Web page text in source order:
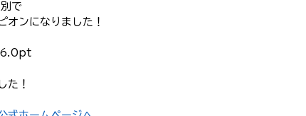
で
オンになりました！
た！